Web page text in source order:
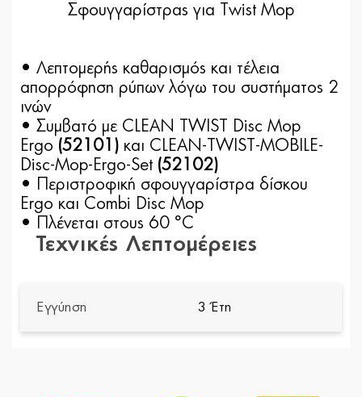
Σφουγγαρίστρας για Twist Mop
• Λεπτομερής καθαρισμός και τέλεια
απορρόφηση ρύπων λόγω του συστήματος 2
ινών
• Συμβατό με CLEAN TWIST Disc Mop
Ergo (52101) και CLEAN-TWIST-MOBILE-
Disc-Mop-Ergo-Set (52102)
• Περιστροφική σφουγγαρίστρα δίσκου
Ergo και Combi Disc Mop
• Πλένεται στους 60 °C
Τεχνικές Λεπτομέρειες
Εγγύηση 3 Έτη